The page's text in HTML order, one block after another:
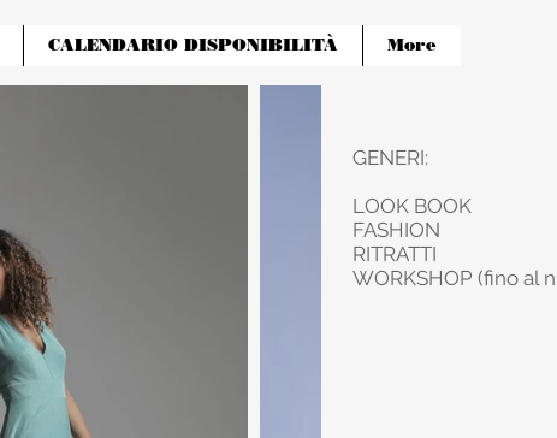
CALENDARIO DISPONIBILITÀ More
GENERI:
LOOK BOOK
FASHION
RITRATTI
WORKSHOP (fino al